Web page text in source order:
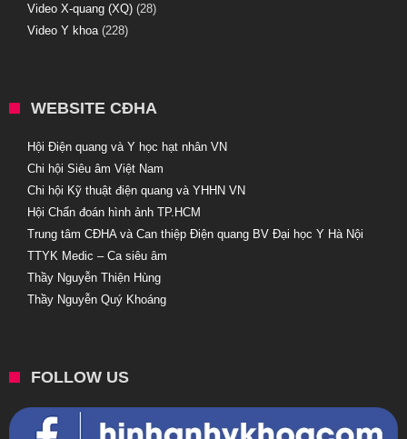
Video X-quang (XQ) (28)
Video Y khoa(228)
WEBSITE CĐHA
Hội Điện quang và Y học hạt nhân VN
Chi hội Siêu âm Việt Nam
Chi hội Kỹ thuật điện quang và YHHN VN
Hội Chẩn đoán hình ảnh TP.HCM
Trung tâm CĐHA và Can thiệp Điện quang BV Đại học Y Hà Nội
TTYK Medic – Ca siêu âm
Thầy Nguyễn Thiện Hùng
Thầy Nguyễn Quý Khoáng
FOLLOW US